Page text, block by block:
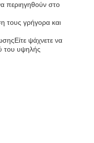
περιηγηθούν στο
τους γρήγορα και
ψάχνετε να
του υψηλής